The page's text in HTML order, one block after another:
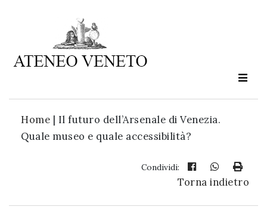
Home | Il futuro dell’Arsenale di Venezia.
Quale museo e quale accessibilità?
Condividi:
Torna indietro
Ateneo
è
cultura